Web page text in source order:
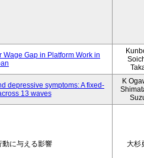
Wage Gap in Platform Work in
depressive symptoms: A fixed-
13 waves
K
動に与える影響 大杉